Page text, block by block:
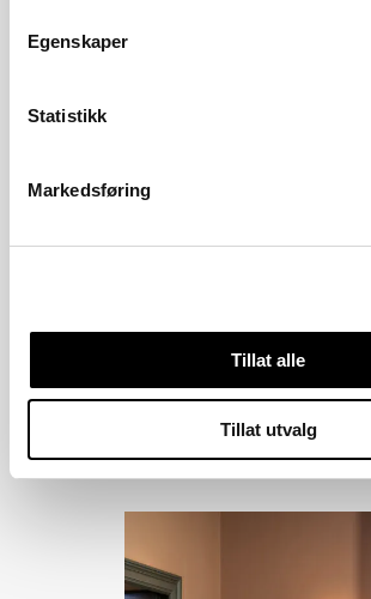
Egenskaper
Statistikk
Markedsføring
Tillat alle
Tillat utvalg